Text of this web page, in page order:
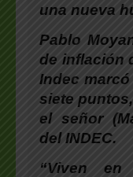
una nueva
Pablo
de inflación
Indec
siete
el señor
del INDEC.
“Viven en